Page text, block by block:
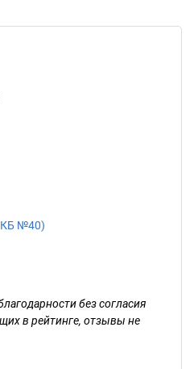
№40)
без согласия
в рейтинге, отзывы не